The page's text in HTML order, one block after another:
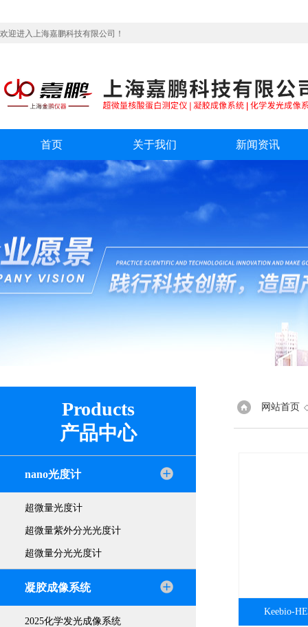
欢迎进入上海嘉鹏科技有限公司！
首页 关于我们 新闻资讯
Products
产品中心
nano光度计
超微量光度计
超微量紫外分光光度计
超微量分光光度计
凝胶成像系统
2025化学发光成像系统
网站首页
Keebio-